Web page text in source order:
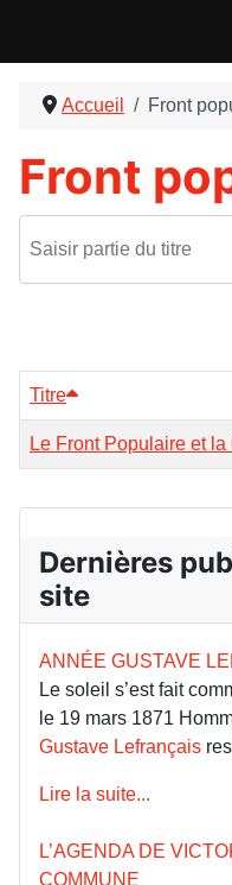
Accueil Front
Front
Titre
Le Front Populaire et
Dernières
site
ANNÉE GUSTAVE
Le soleil s’est fait
le 19 mars 1871
Gustave Lefrançais
Lire la suite...
L’AGENDA DE
COMMUNE